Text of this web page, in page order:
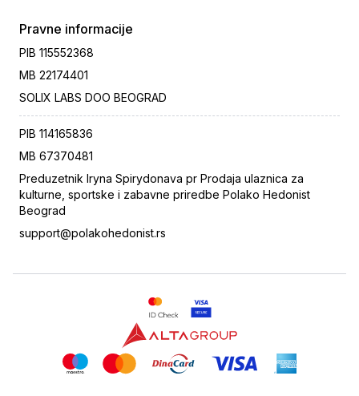
Pravne informacije
PIB 115552368
MB 22174401
SOLIX LABS DOO BEOGRAD
PIB 114165836
MB 67370481
Preduzetnik Iryna Spirydonava pr Prodaja ulaznica za
kulturne, sportske i zabavne priredbe Polako Hedonist
Beograd
support@polakohedonist.rs